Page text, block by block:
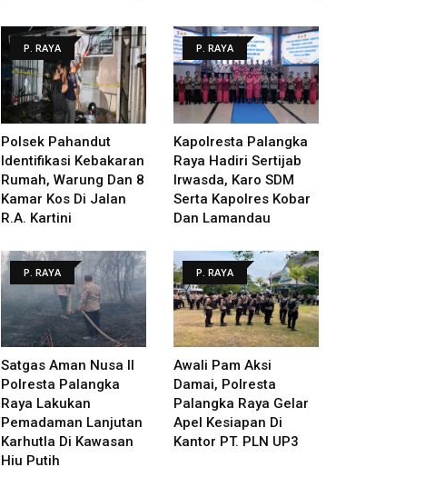
P. RAYA
Polsek Pahandut
Identifikasi Kebakaran
Rumah, Warung Dan 8
Kamar Kos Di Jalan
R.A. Kartini
P. RAYA
Kapolresta Palangka
Raya Hadiri Sertijab
Irwasda, Karo SDM
Serta Kapolres Kobar
Dan Lamandau
P. RAYA
Satgas Aman Nusa II
Polresta Palangka
Raya Lakukan
Pemadaman Lanjutan
Karhutla Di Kawasan
Hiu Putih
P. RAYA
Awali Pam Aksi
Damai, Polresta
Palangka Raya Gelar
Apel Kesiapan Di
Kantor PT. PLN UP3